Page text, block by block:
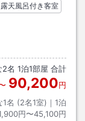
露天風呂付き客室
2名 1泊1部屋 合計
90,200円
1名 (2名1室)｜ 1泊
円〜45,100円